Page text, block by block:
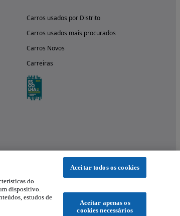
Carros usados por Distrito
Carros usados mais procurados
Carros Novos
Carreiras
do
dispositivo.
estudos de
Aceitar todos os cookies
Aceitar apenas os
cookies necessários